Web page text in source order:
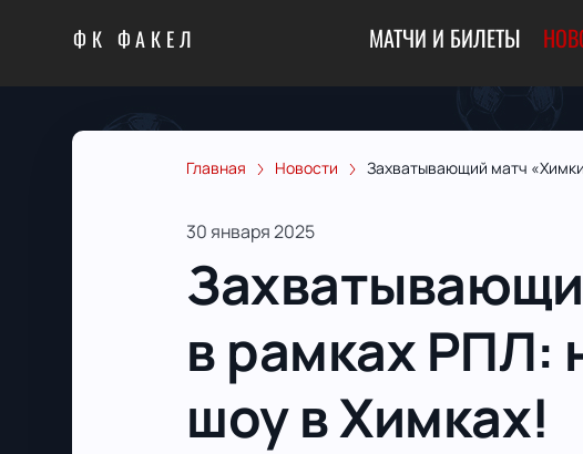
ФК ФАКЕЛ МАТЧИ И БИЛЕТЫ
Главная Новости Захватывающий матч
30 января 2025
в рамках РПЛ:
шоу в Химках!